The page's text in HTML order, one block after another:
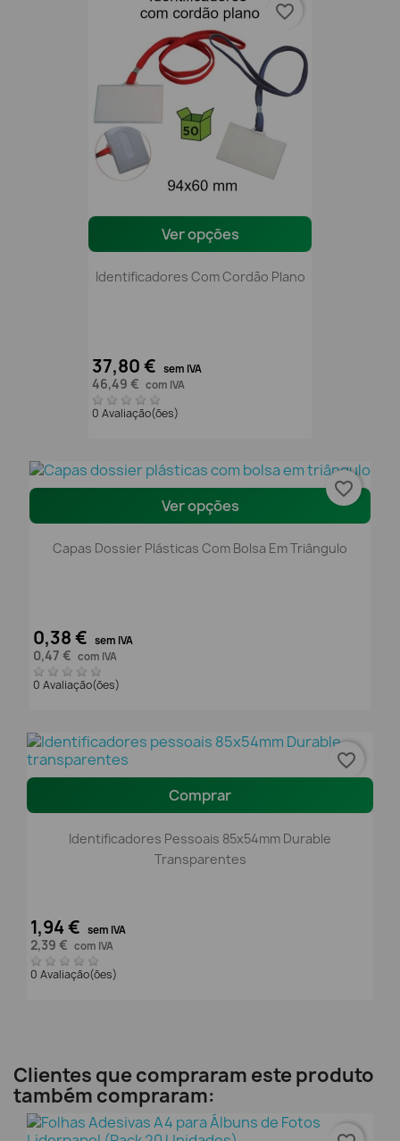
Ver opções
Identificadores Com Cordão Plano
37,80 € sem IVA
46,49 € com IVA
0 Avaliação(ões)
favorite_border
Ver opções
Capas Dossier Plásticas Com Bolsa Em Triângulo
0,38 € sem IVA
0,47 € com IVA
0 Avaliação(ões)
favorite_border
Comprar
Identificadores Pessoais 85x54mm Durable
Transparentes
1,94 € sem IVA
2,39 € com IVA
0 Avaliação(ões)
favorite_border
Clientes que compraram este produto
também compraram: